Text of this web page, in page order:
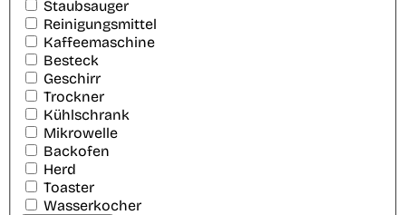
Staubsauger
Reinigungsmittel
Kaffeemaschine
Besteck
Geschirr
Trockner
Kühlschrank
Mikrowelle
Backofen
Herd
Toaster
Wasserkocher